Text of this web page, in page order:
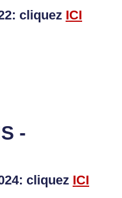
cliquez ICI
-
cliquez ICI